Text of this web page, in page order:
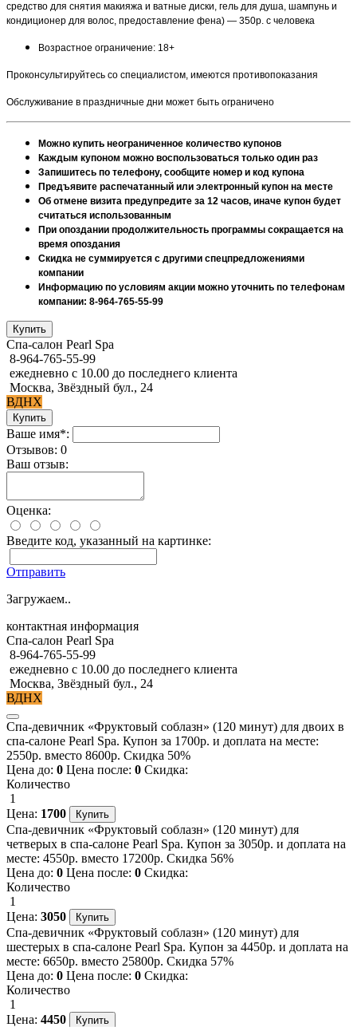
средство для снятия макияжа и ватные диски, гель для душа, шампунь и
кондиционер для волос, предоставление фена) — 350р. с человека
Возрастное ограничение: 18+
Проконсультируйтесь со специалистом, имеются противопоказания
Обслуживание в праздничные дни может быть ограничено
Можно купить неограниченное количество купонов
Каждым купоном можно воспользоваться только один раз
Запишитесь по телефону, сообщите номер и код купона
Предъявите распечатанный или электронный купон на месте
Об отмене визита предупредите за 12 часов, иначе купон будет
считаться использованным
При опоздании продолжительность программы сокращается на
время опоздания
Скидка не суммируется с другими спецпредложениями
компании
Информацию по условиям акции можно уточнить по телефонам
компании: 8-964-765-55-99
Спа-салон Pearl Spa
8-964-765-55-99
ежедневно с 10.00 до последнего клиента
Москва, Звёздный бул., 24
ВДНХ
Ваше имя*:
Отзывов: 0
Ваш отзыв:
Оценка:
Введите код, указанный на картинке:
Отправить
Загружаем..
контактная информация
Спа-салон Pearl Spa
8-964-765-55-99
ежедневно с 10.00 до последнего клиента
Москва, Звёздный бул., 24
ВДНХ
Спа-девичник «Фруктовый соблазн» (120 минут) для двоих в
спа-салоне Pearl Spa. Купон за 1700р. и доплата на месте:
2550р. вместо 8600р. Скидка 50%
Цена до: 0 Цена после: 0 Скидка:
Количество
1
Цена: 1700
Спа-девичник «Фруктовый соблазн» (120 минут) для
четверых в спа-салоне Pearl Spa. Купон за 3050р. и доплата на
месте: 4550р. вместо 17200р. Скидка 56%
Цена до: 0 Цена после: 0 Скидка:
Количество
1
Цена: 3050
Спа-девичник «Фруктовый соблазн» (120 минут) для
шестерых в спа-салоне Pearl Spa. Купон за 4450р. и доплата на
месте: 6650р. вместо 25800р. Скидка 57%
Цена до: 0 Цена после: 0 Скидка:
Количество
1
Цена: 4450